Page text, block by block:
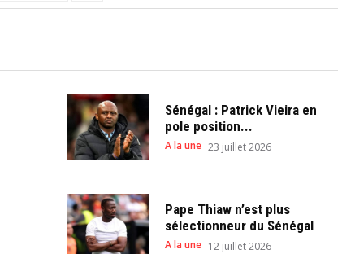
Sénégal : Patrick Vieira en
pole position...
A la une 23 juillet 2026
Pape Thiaw n’est plus
sélectionneur du Sénégal
A la une 12 juillet 2026